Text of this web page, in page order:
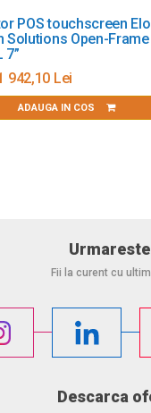
POS touchscreen Elo
Solutions Open-Frame
7”
942,10 Lei
ADAUGA IN COS
Fii la curent cu
Descarca